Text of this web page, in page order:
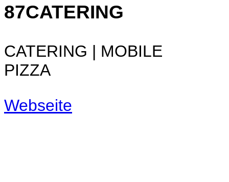
87CATERING
CATERING | MOBILE
PIZZA
Webseite